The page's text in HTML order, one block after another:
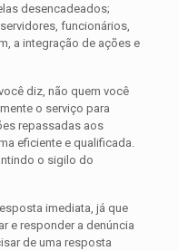
desencadeados;
funcionários,
a integração de ações e
diz, não quem você
o serviço para
repassadas aos
eficiente e qualificada.
o sigilo do
imediata, já que
e responder a denúncia
de uma resposta